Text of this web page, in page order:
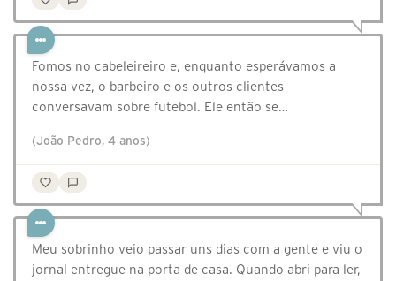
Fomos no cabeleireiro e, enquanto esperávamos a
nossa vez, o barbeiro e os outros clientes
conversavam sobre futebol. Ele então se…
(João Pedro, 4 anos)
Meu sobrinho veio passar uns dias com a gente e viu o
jornal entregue na porta de casa. Quando abri para ler,